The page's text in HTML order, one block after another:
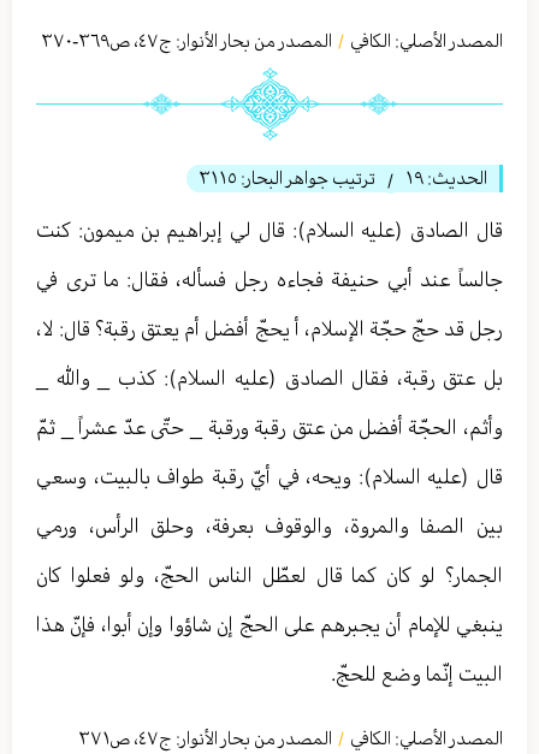
المصدر الأصلي: الكافي / المصدر من بحار الأنوار: ج٤٧، ص٣٦٩-٣٧۰
الحديث: ١٩ / ترتيب جواهر البحار: ٣١١٥
قال الصادق (عليه السلام): قال لي إبراهيم بن ميمون: كنت
جالساً عند أبي حنيفة فجاءه رجل فسأله، فقال: ما ترى في
رجل قد حجّ حجّة الإسلام، أ يحجّ أفضل أم يعتق رقبة؟ قال: لا،
بل عتق رقبة، فقال الصادق (عليه السلام): كذب _ والله _
وأثم، الحجّة أفضل من عتق رقبة ورقبة _ حتّى عدّ عشراً _ ثمّ
قال (عليه السلام): ويحه، في أيّ رقبة طواف بالبيت، وسعي
بين الصفا والمروة، والوقوف بعرفة، وحلق الرأس، ورمي
الجمار؟ لو كان كما قال لعطّل الناس الحجّ، ولو فعلوا كان
ينبغي للإمام أن يجبرهم على الحجّ إن شاؤوا وإن أبوا، فإنّ هذا
البيت إنّما وضع للحجّ.
المصدر الأصلي: الكافي / المصدر من بحار الأنوار: ج٤٧، ص٣٧١